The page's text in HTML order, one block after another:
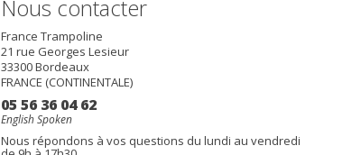
Nous contacter
France Trampoline
21 rue Georges Lesieur
33300Bordeaux
FRANCE (CONTINENTALE)
05 56 36 04 62
English Spoken
Nous répondons à vos questions du lundi au vendredi